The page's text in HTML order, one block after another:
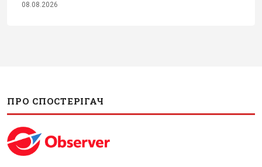
08.08.2026
ПРО СПОСТЕРІГАЧ